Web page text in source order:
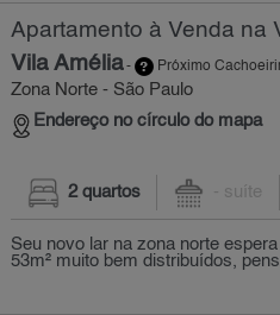
Apartamento à Venda na
Vila Amélia- Próximo
Zona Norte - São Paulo
Endereço no círculo do mapa
2 quartos - suíte
Seu novo lar na zona norte
53m² muito bem distribuídos,